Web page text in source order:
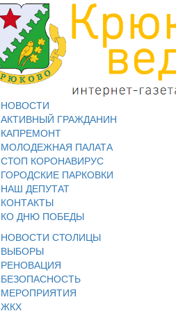
НОВОСТИ
АКТИВНЫЙ ГРАЖДАНИН
КАПРЕМОНТ
МОЛОДЕЖНАЯ ПАЛАТА
СТОП КОРОНАВИРУС
ГОРОДСКИЕ ПАРКОВКИ
НАШ ДЕПУТАТ
КОНТАКТЫ
КО ДНЮ ПОБЕДЫ
НОВОСТИ СТОЛИЦЫ
ВЫБОРЫ
РЕНОВАЦИЯ
БЕЗОПАСНОСТЬ
МЕРОПРИЯТИЯ
ЖКХ